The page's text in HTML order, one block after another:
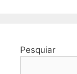
Pesquiar